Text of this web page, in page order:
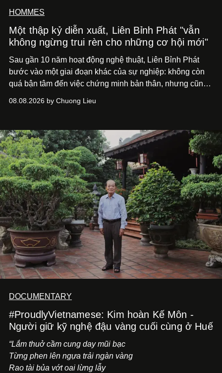
HOMMES
Một thập kỷ diễn xuất, Liên Bỉnh Phát "vẫn
không ngừng trui rèn cho những cơ hội mới"
Sau gần 10 năm hoạt động nghệ thuật, Liên Bỉnh Phát
bước vào một giai đoạn khác của sự nghiệp: không còn
quá bận tâm đến việc chứng minh bản thân, nhưng cũng
phim điện ảnh trong nửa đầu 2026 đến hành trình trở lại
bằng một tâm thế điềm tĩnh hơn. Anh tiếp tục học hỏi, trau
dồi và chờ đợi những vai diễn đủ sức đưa mình đến
những vùng đất mới. Ở tuổi ngoài 30, điều anh theo đuổi
không phải những đích đến quá lớn, mà là khả năng luôn
tiến về phía trước.
08.08.2026 by Chuong Lieu
DOCUMENTARY
#ProudlyVietnamese: Kim hoàn Kế Môn -
Người giữ kỹ nghệ đậu vàng cuối cùng ở Huế
“Lắm thuở cầm cung day mũi bạc
Từng phen lên ngựa trải ngàn vàng
Rao tài bủa vớt oai lừng lẫy